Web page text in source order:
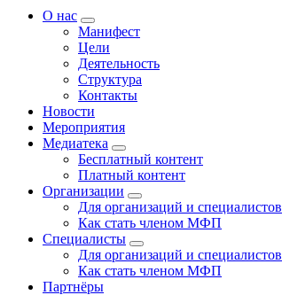
О нас
Манифест
Цели
Деятельность
Структура
Контакты
Новости
Мероприятия
Медиатека
Бесплатный контент
Платный контент
Организации
Для организаций и специалистов
Как стать членом МФП
Специалисты
Для организаций и специалистов
Как стать членом МФП
Партнёры